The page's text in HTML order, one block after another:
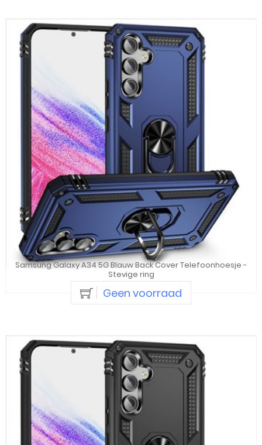
Samsung Galaxy A34 5G Blauw Back Cover Telefoonhoesje -
Stevige ring
Geen voorraad